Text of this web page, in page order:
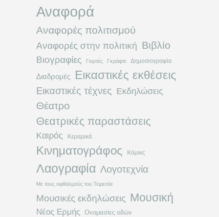
Αναφορά
Αναφορές πολιτισμού
Αναφορές στην πολιτική Βιβλίο
Βιογραφίες Γιορτές Γκράφιτι Δημοσιογραφία
Διαδρομές Εικαστικές εκθέσεις
Εικαστικές τέχνες Εκδηλώσεις
Θέατρο
Θεατρικές παραστάσεις
Καιρός Κεραμικά
Κινηματογράφος Κόμικς
Λαογραφία Λογοτεχνία
Με τους οφθαλμούς του Τειρεσία
Μουσικές εκδηλώσεις Μουσική
Νέος Ερμής Ονομασίες οδών